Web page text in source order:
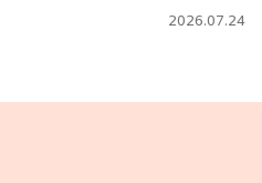
2026.07.24